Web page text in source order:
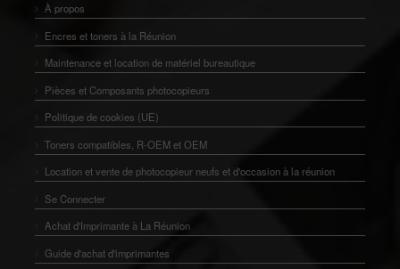
À propos
Encres et toners à la Réunion
Maintenance et location de matériel bureautique
Pièces et Composants photocopieurs
Politique de cookies (UE)
Toners compatibles, R-OEM et OEM
Location et vente de photocopieur neufs et d'occasion à la réunion
Se Connecter
Achat d'Imprimante à La Réunion
Guide d'achat d'imprimantes